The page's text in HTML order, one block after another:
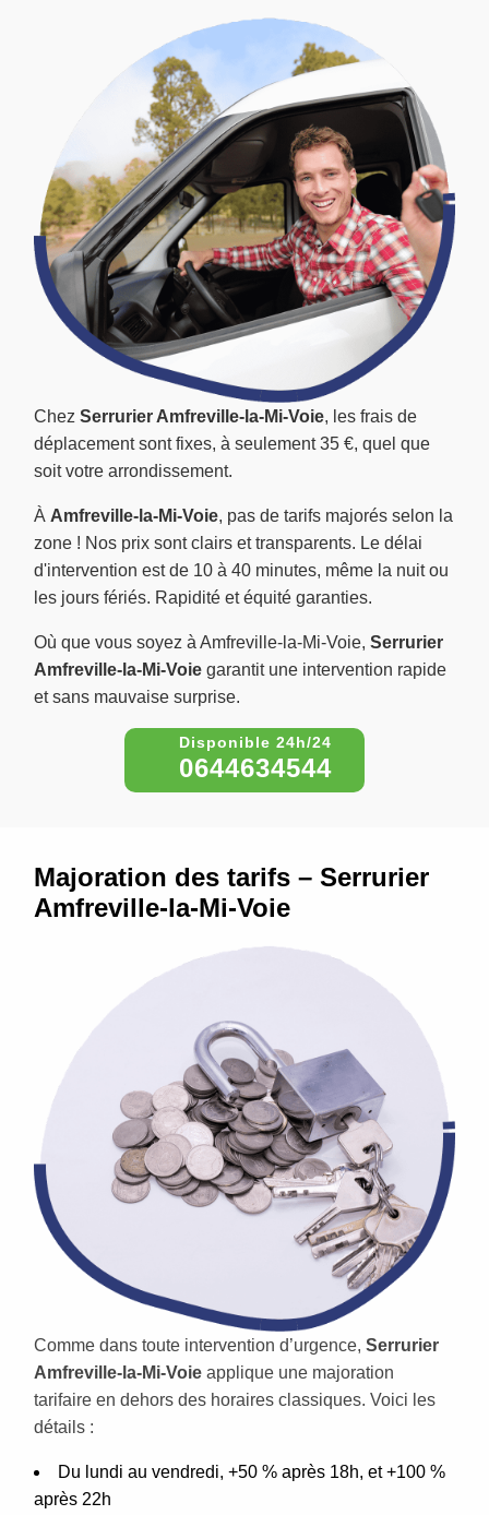
Chez Serrurier Amfreville-la-Mi-Voie, les frais de
déplacement sont fixes, à seulement 35 €, quel que
soit votre arrondissement.
À Amfreville-la-Mi-Voie, pas de tarifs majorés selon la
zone ! Nos prix sont clairs et transparents. Le délai
d'intervention est de 10 à 40 minutes, même la nuit ou
les jours fériés. Rapidité et équité garanties.
Où que vous soyez à Amfreville-la-Mi-Voie, Serrurier
Amfreville-la-Mi-Voie garantit une intervention rapide
et sans mauvaise surprise.
0644634544
Majoration des tarifs – Serrurier
Amfreville-la-Mi-Voie
Comme dans toute intervention d’urgence, Serrurier
Amfreville-la-Mi-Voie applique une majoration
tarifaire en dehors des horaires classiques. Voici les
détails :
Du lundi au vendredi, +50 % après 18h, et +100 %
après 22h